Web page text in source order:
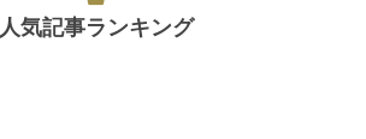
人気記事ランキング